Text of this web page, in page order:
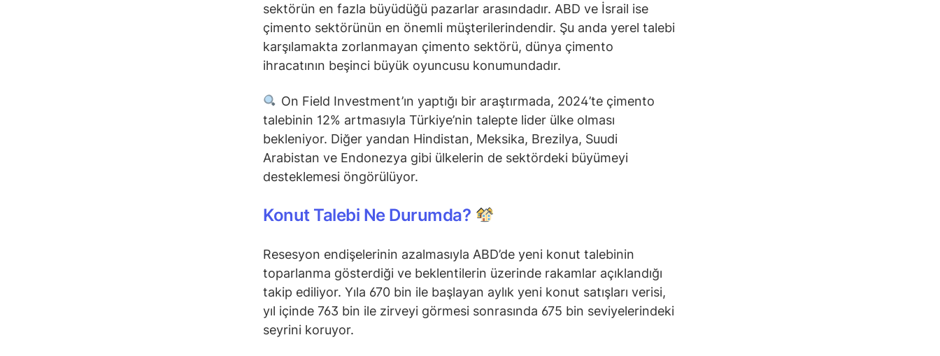
sektörün en fazla büyüdüğü pazarlar arasındadır. ABD ve İsrail ise
çimento sektörünün en önemli müşterilerindendir. Şu anda yerel talebi
karşılamakta zorlanmayan çimento sektörü, dünya çimento
ihracatının beşinci büyük oyuncusu konumundadır.
On Field Investment’ın yaptığı bir araştırmada, 2024’te çimento
talebinin 12% artmasıyla Türkiye’nin talepte lider ülke olması
bekleniyor. Diğer yandan Hindistan, Meksika, Brezilya, Suudi
Arabistan ve Endonezya gibi ülkelerin de sektördeki büyümeyi
desteklemesi öngörülüyor.
Konut Talebi Ne Durumda?
Resesyon endişelerinin azalmasıyla ABD’de yeni konut talebinin
toparlanma gösterdiği ve beklentilerin üzerinde rakamlar açıklandığı
takip ediliyor. Yıla 670 bin ile başlayan aylık yeni konut satışları verisi,
yıl içinde 763 bin ile zirveyi görmesi sonrasında 675 bin seviyelerindeki
seyrini koruyor.